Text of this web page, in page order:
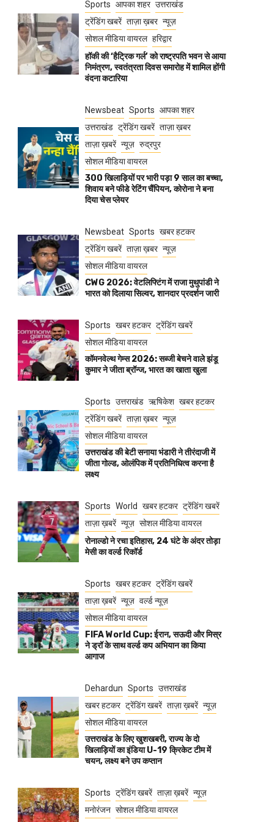
Sports आपका शहर उत्तराखंड
ट्रेंडिंग खबरें ताज़ा ख़बर न्यूज़
सोशल मीडिया वायरल हरिद्वार
हॉकी की ‘हैट्रिक गर्ल’ को राष्ट्रपति भवन से आया
निमंत्रण, स्वतंत्रता दिवस समारोह में शामिल होंगी
वंदना कटारिया
Newsbeat Sports आपका शहर
उत्तराखंड ट्रेंडिंग खबरें ताज़ा ख़बर
ताज़ा ख़बरें न्यूज़ रुद्रपुर
सोशल मीडिया वायरल
300 खिलाड़ियों पर भारी पड़ा 9 साल का बच्चा,
शिवाय बने फीडे रेटिंग चैंपियन, कोरोना ने बना
दिया चेस प्लेयर
Newsbeat Sports खबर हटकर
ट्रेंडिंग खबरें ताज़ा ख़बर न्यूज़
सोशल मीडिया वायरल
CWG 2026: वेटलिफ्टिंग में राजा मुथुपांडी ने
भारत को दिलाया सिल्वर, शानदार प्रदर्शन जारी
Sports खबर हटकर ट्रेंडिंग खबरें
सोशल मीडिया वायरल
कॉमनवेल्थ गेम्स 2026: सब्जी बेचने वाले झंडू
कुमार ने जीता ब्रॉन्ज, भारत का खाता खुला
Sports उत्तराखंड ऋषिकेश खबर हटकर
ट्रेंडिंग खबरें ताज़ा ख़बर न्यूज़
सोशल मीडिया वायरल
उत्तराखंड की बेटी सनाया भंडारी ने तीरंदाजी में
जीता गोल्ड, ओलंपिक में प्रतिनिधित्व करना है
लक्ष्य
Sports World खबर हटकर ट्रेंडिंग खबरें
ताज़ा ख़बरें न्यूज़ सोशल मीडिया वायरल
रोनाल्डो ने रचा इतिहास, 24 घंटे के अंदर तोड़ा
मेसी का वर्ल्ड रिकॉर्ड
Sports खबर हटकर ट्रेंडिंग खबरें
ताज़ा ख़बरें न्यूज़ वर्ल्ड न्यूज़
सोशल मीडिया वायरल
FIFA World Cup: ईरान, सऊदी और मिस्र
ने ड्रॉ के साथ वर्ल्ड कप अभियान का किया
आगाज
Dehardun Sports उत्तराखंड
खबर हटकर ट्रेंडिंग खबरें ताज़ा ख़बरें न्यूज़
सोशल मीडिया वायरल
उत्तराखंड के लिए खुशखबरी, राज्य के दो
खिलाड़ियों का इंडिया U-19 क्रिकेट टीम में
चयन, लक्ष्य बने उप कप्तान
Sports ट्रेंडिंग खबरें ताज़ा ख़बरें न्यूज़
मनोरंजन सोशल मीडिया वायरल